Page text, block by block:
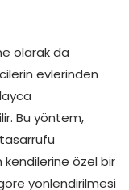
olarak da
evlerinden
Bu yöntem,
kendilerine özel bir
yönlendirilmesi